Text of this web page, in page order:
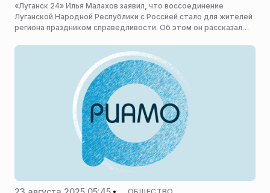
«Луганск 24» Илья Малахов заявил, что воссоединение
Луганской Народной Республики с Россией стало для жителей
региона праздником справедливости. Об этом он рассказал
в состав страны, сообщает Общественное Телевидение